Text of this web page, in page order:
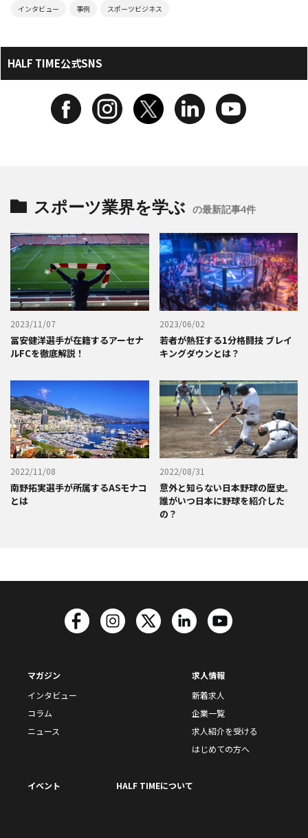
インタビュー 事例 スポーツビジネス
HALF TIME公式SNS
スポーツ業界を学ぶ の最新記事4件
2023/11/07
冨安健洋選手が在籍するアーセナ
ルFCを徹底解説！
2023/06/02
若者が熱狂する1分格闘技 ブレイ
キングダウンとは？
2022/11/08
南野拓実選手が所属するASモナコ
とは
2022/08/31
意外と知らない日本野球の歴史。
誰がいつ日本に野球を紹介した
の？
マガジン
インタビュー
コラム
ニュース
求人情報
新着求人
企業一覧
求人紹介を受ける
はじめての方へ
イベント HALF TIMEについて